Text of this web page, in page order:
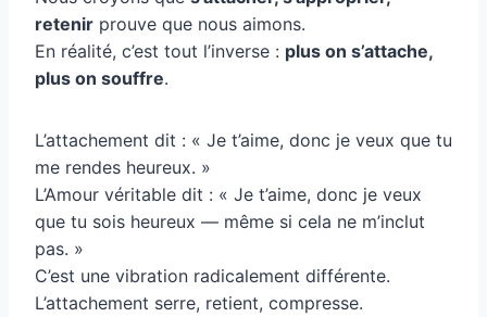
retenir prouve que nous aimons.
En réalité, c’est tout l’inverse : plus on s’attache,
plus on souffre.
L’attachement dit : « Je t’aime, donc je veux que tu
me rendes heureux. »
L’Amour véritable dit : « Je t’aime, donc je veux
que tu sois heureux — même si cela ne m’inclut
pas. »
C’est une vibration radicalement différente.
L’attachement serre, retient, compresse.